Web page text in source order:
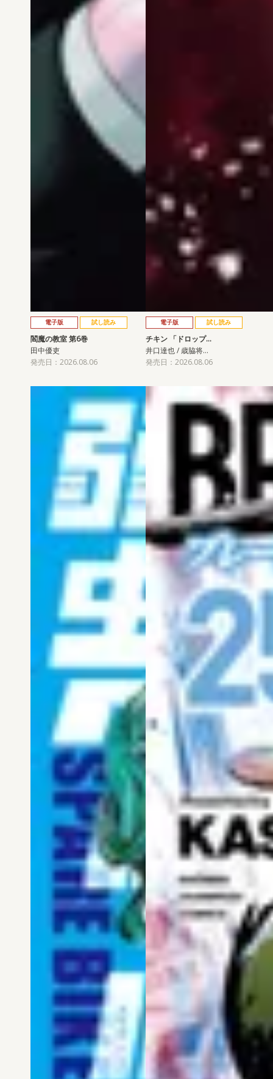
電子版 試し読み
閻魔の教室 第6巻
田中優吏
発売日：2026.08.06
電子版 試し読み
チキン 「ドロップ…
井口達也 / 歳脇将…
発売日：2026.08.06